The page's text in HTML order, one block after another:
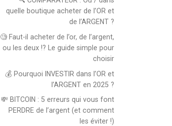
quelle boutique acheter de l’OR et
de l’ARGENT ?
🧐 Faut-il acheter de l’or, de l’argent,
ou les deux !? Le guide simple pour
choisir
💰 Pourquoi INVESTIR dans l’OR et
l’ARGENT en 2025 ?
💸 BITCOIN : 5 erreurs qui vous font
PERDRE de l’argent (et comment
les éviter !)